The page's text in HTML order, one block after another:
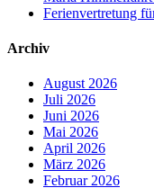
Ferienvertretung
Archiv
August 2026
Juli 2026
Juni 2026
Mai 2026
April 2026
März 2026
Februar 2026